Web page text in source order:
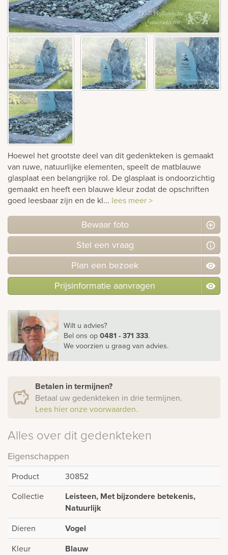
Bekijk
ook:
Hoewel het grootste deel van dit gedenkteken is gemaakt
van ruwe, natuurlijke elementen, speelt de matblauwe
glasplaat een belangrijke rol. De glasplaat is ondoorzichtig
gemaakt en heeft een blauwe kleur zodat de opschriften
goed leesbaar zijn en de kl... lees meer >
Bewaar foto
Stel een vraag
Plan een bezoek
Prijsinformatie aanvragen
Wilt u advies?
Bel ons op0481 - 371 333.
We voorzien u graag van advies.
Betalen in termijnen?
Betaal uw gedenkteken in drie termijnen.
Lees hier onze voorwaarden.
Alles over dit gedenkteken
Eigenschappen
Product
30852
Collectie
Leisteen, Met bijzondere betekenis,
Natuurlijk
Dieren Vogel
Kleur Blauw